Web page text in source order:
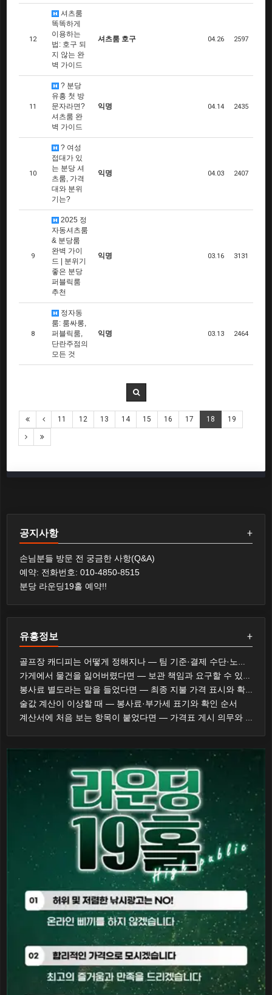
12
셔츠룸
똑똑하게
이용하는
법: 호구 되
지 않는 완
벽 가이드
셔츠룸 호구 04.26 2597
11
? 분당
유흥 첫 방
문자라면?
셔츠룸 완
벽 가이드
익명 04.14 2435
10
? 여성
접대가 있
는 분당 셔
츠룸, 가격
대와 분위
기는?
익명 04.03 2407
9
2025 정
자동셔츠룸
& 분당룸
완벽 가이
드 | 분위기
좋은 분당
퍼블릭룸
추천
익명 03.16 3131
8
정자동
룸: 룸싸롱,
퍼블릭룸,
단란주점의
모든 것
익명 03.13 2464
11 12 13 14 15 16 17 18 19
+
공지사항
손님분들 방문 전 궁금한 사항(Q&A)
예약: 전화번호: 010-4850-8515
분당 라운딩19홀 예약!!
+
유흥정보
골프장 캐디피는 어떻게 정해지나 — 팀 기준·결제 수단·노캐디 선택
가게에서 물건을 잃어버렸다면 — 보관 책임과 요구할 수 있는 것
봉사료 별도라는 말을 들었다면 — 최종 지불 가격 표시와 확인 순서
술값 계산이 이상할 때 — 봉사료·부가세 표기와 확인 순서
계산서에 처음 보는 항목이 붙었다면 — 가격표 게시 의무와 대응 순서